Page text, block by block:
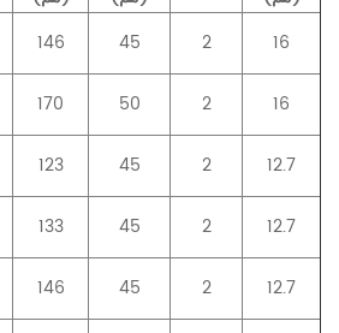
146 45 2
16
170 50 2 16
123 45 2
12.7
133 45 2
12.7
146 45 2
12.7